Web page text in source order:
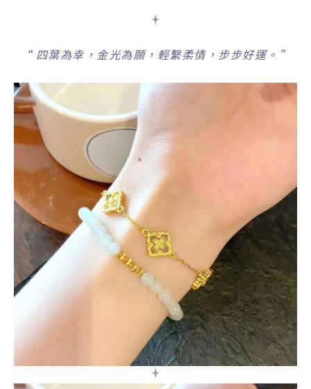
“ 四葉為幸，金光為願，輕繫柔情，步步好運。”